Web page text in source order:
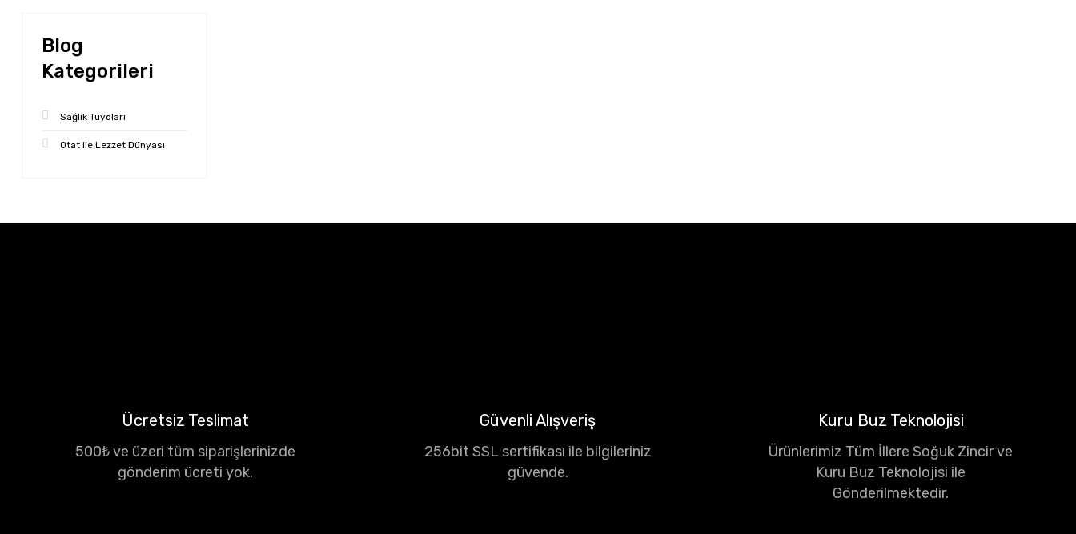
Blog
Kategorileri
Sağlık Tüyoları
Otat ile Lezzet Dünyası
Ücretsiz Teslimat
500₺ ve üzeri tüm siparişlerinizde
gönderim ücreti yok.
Güvenli Alışveriş
256bit SSL sertifikası ile bilgileriniz
güvende.
Kuru Buz Teknolojisi
Ürünlerimiz Tüm İllere Soğuk Zincir ve
Kuru Buz Teknolojisi ile
Gönderilmektedir.